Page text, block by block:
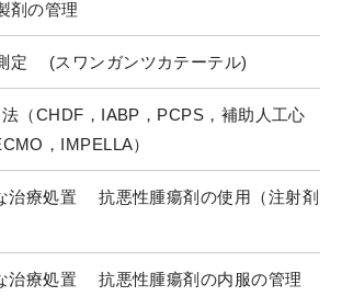
剤の管理
定 (スワンガンツカテーテル)
（CHDF，IABP，PCPS，補助人工心
，IMPELLA）
治療処置 抗悪性腫瘍剤の使用（注射剤
治療処置 抗悪性腫瘍剤の内服の管理